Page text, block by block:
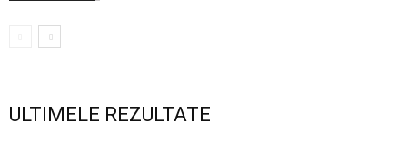
ULTIMELE REZULTATE